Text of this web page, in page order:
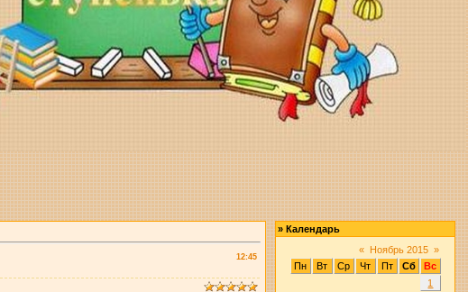
12:45
»Календарь
« Ноябрь 2015 »
Пн
Вт Ср Чт Пт Сб
Вс
1